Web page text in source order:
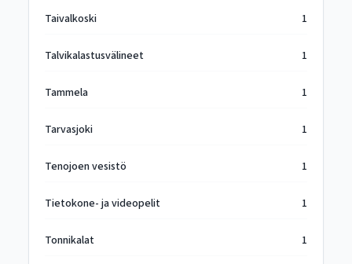
Taivalkoski 1
Talvikalastusvälineet 1
Tammela 1
Tarvasjoki 1
Tenojoen vesistö 1
Tietokone- ja videopelit 1
Tonnikalat 1